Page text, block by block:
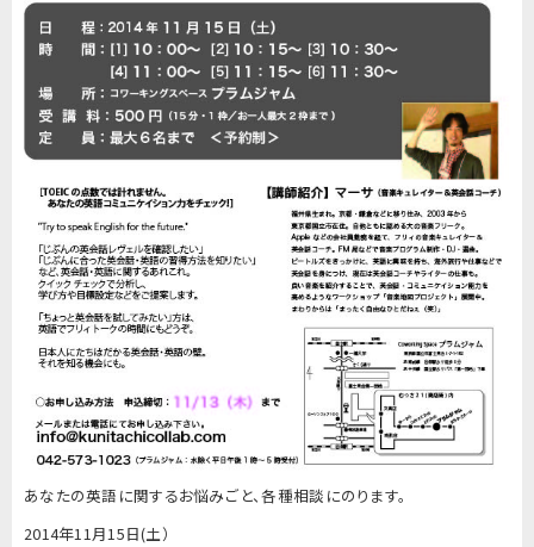
あなたの英語に関するお悩みごと、各種相談にのります。
2014年11月15日(土）